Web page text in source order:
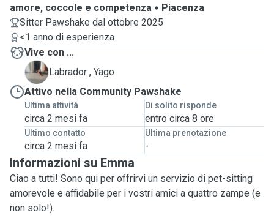
amore, coccole e competenza
Piacenza
Sitter Pawshake dal ottobre 2025
<1 anno di esperienza
Vive con ...
Y
Labrador , Yago
Attivo nella Community Pawshake
Ultima attività
circa 2 mesi fa
Di solito risponde
entro circa 8 ore
Ultimo contatto
circa 2 mesi fa
Ultima prenotazione
-
Informazioni su Emma
Ciao a tutti! Sono qui per offrirvi un servizio di pet-sitting
amorevole e affidabile per i vostri amici a quattro zampe (e
non solo!).